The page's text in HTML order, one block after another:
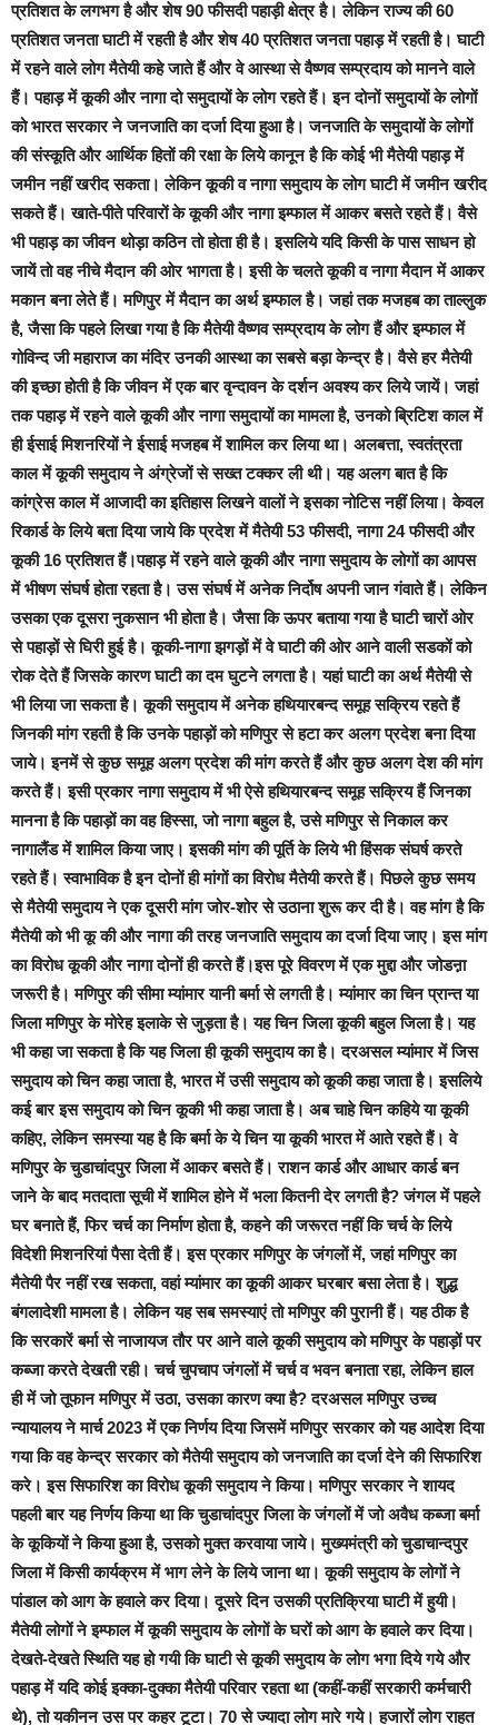
प्रतिशत के लगभग है और शेष 90 फीसदी पहाड़ी क्षेत्र है। लेकिन राज्य की 60
प्रतिशत जनता घाटी में रहती है और शेष 40 प्रतिशत जनता पहाड़ में रहती है। घाटी
में रहने वाले लोग मैतेयी कहे जाते हैं और वे आस्था से वैष्णव सम्प्रदाय को मानने वाले
हैं। पहाड़ में कूकी और नागा दो समुदायों के लोग रहते हैं। इन दोनों समुदायों के लोगों
को भारत सरकार ने जनजाति का दर्जा दिया हुआ है। जनजाति के समुदायों के लोगों
की संस्कूति और आर्थिक हितों की रक्षा के लिये कानून है कि कोई भी मैतेयी पहाड़ में
जमीन नहीं खरीद सकता। लेकिन कूकी व नागा समुदाय के लोग घाटी में जमीन खरीद
सकते हैं। खाते-पीते परिवारों के कूकी और नागा इम्फाल में आकर बसते रहते हैं। वैसे
भी पहाड़ का जीवन थोड़ा कठिन तो होता ही है। इसलिये यदि किसी के पास साधन हो
जायें तो वह नीचे मैदान की ओर भागता है। इसी के चलते कूकी व नागा मैदान में आकर
मकान बना लेते हैं। मणिपुर में मैदान का अर्थ इम्फाल है। जहां तक मजहब का ताल्लुक
है, जैसा कि पहले लिखा गया है कि मैतेयी वैष्णव सम्प्रदाय के लोग हैं और इम्फाल में
गोविन्द जी महाराज का मंदिर उनकी आस्था का सबसे बड़ा केन्द्र है। वैसे हर मैतेयी
की इच्छा होती है कि जीवन में एक बार वृन्दावन के दर्शन अवश्य कर लिये जायें। जहां
तक पहाड़ में रहने वाले कूकी और नागा समुदायों का मामला है, उनको ब्रिटिश काल में
ही ईसाई मिशनरियों ने ईसाई मजहब में शामिल कर लिया था। अलबत्ता, स्वतंत्रता
काल में कूकी समुदाय ने अंग्रेजों से सख्त टक्कर ली थी। यह अलग बात है कि
कांग्रेस काल में आजादी का इतिहास लिखने वालों ने इसका नोटिस नहीं लिया। केवल
रिकार्ड के लिये बता दिया जाये कि प्रदेश में मैतेयी 53 फीसदी, नागा 24 फीसदी और
कूकी 16 प्रतिशत हैं।पहाड़ में रहने वाले कूकी और नागा समुदाय के लोगों का आपस
में भीषण संघर्ष होता रहता है। उस संघर्ष में अनेक निर्दोष अपनी जान गंवाते हैं। लेकिन
उसका एक दूसरा नुकसान भी होता है। जैसा कि ऊपर बताया गया है घाटी चारों ओर
से पहाड़ों से घिरी हुई है। कूकी-नागा झगड़ों में वे घाटी की ओर आने वाली सडकों को
रोक देते हैं जिसके कारण घाटी का दम घुटने लगता है। यहां घाटी का अर्थ मैतेयी से
भी लिया जा सकता है। कूकी समुदाय में अनेक हथियारबन्द समूह सक्रिय रहते हैं
जिनकी मांग रहती है कि उनके पहाड़ों को मणिपुर से हटा कर अलग प्रदेश बना दिया
जाये। इनमें से कुछ समूह अलग प्रदेश की मांग करते हैं और कुछ अलग देश की मांग
करते हैं। इसी प्रकार नागा समुदाय में भी ऐसे हथियारबन्द समूह सक्रिय हैं जिनका
मानना है कि पहाड़ों का वह हिस्सा, जो नागा बहुल है, उसे मणिपुर से निकाल कर
नागालैंड में शामिल किया जाए। इसकी मांग की पूर्ति के लिये भी हिंसक संघर्ष करते
रहते हैं। स्वाभाविक है इन दोनों ही मांगों का विरोध मैतेयी करते हैं। पिछले कुछ समय
से मैतेयी समुदाय ने एक दूसरी मांग जोर-शोर से उठाना शुरू कर दी है। वह मांग है कि
मैतेयी को भी कू की और नागा की तरह जनजाति समुदाय का दर्जा दिया जाए। इस मांग
का विरोध कूकी और नागा दोनों ही करते हैं।इस पूरे विवरण में एक मुद्दा और जोडऩ़ा
जरूरी है। मणिपुर की सीमा म्यांमार यानी बर्मा से लगती है। म्यांमार का चिन प्रान्त या
जिला मणिपुर के मोरेह इलाके से जुड़ता है। यह चिन जिला कूकी बहुल जिला है। यह
भी कहा जा सकता है कि यह जिला ही कूकी समुदाय का है। दरअसल म्यांमार में जिस
समुदाय को चिन कहा जाता है, भारत में उसी समुदाय को कूकी कहा जाता है। इसलिये
कई बार इस समुदाय को चिन कूकी भी कहा जाता है। अब चाहे चिन कहिये या कूकी
कहिए, लेकिन समस्या यह है कि बर्मा के ये चिन या कूकी भारत में आते रहते हैं। वे
मणिपुर के चुडाचांदपुर जिला में आकर बसते हैं। राशन कार्ड और आधार कार्ड बन
जाने के बाद मतदाता सूची में शामिल होने में भला कितनी देर लगती है? जंगल में पहले
घर बनाते हैं, फिर चर्च का निर्माण होता है, कहने की जरूरत नहीं कि चर्च के लिये
विदेशी मिशनरियां पैसा देती हैं। इस प्रकार मणिपुर के जंगलों में, जहां मणिपुर का
मैतेयी पैर नहीं रख सकता, वहां म्यांमार का कूकी आकर घरबार बसा लेता है। शुद्ध
बंगलादेशी मामला है। लेकिन यह सब समस्याएं तो मणिपुर की पुरानी हैं। यह ठीक है
कि सरकारें बर्मा से नाजायज तौर पर आने वाले कूकी समुदाय को मणिपुर के पहाड़ों पर
कब्जा करते देखती रही। चर्च चुपचाप जंगलों में चर्च व भवन बनाता रहा, लेकिन हाल
ही में जो तूफान मणिपुर में उठा, उसका कारण क्या है? दरअसल मणिपुर उच्च
न्यायालय ने मार्च 2023 में एक निर्णय दिया जिसमें मणिपुर सरकार को यह आदेश दिया
गया कि वह केन्द्र सरकार को मैतेयी समुदाय को जनजाति का दर्जा देने की सिफारिश
करे। इस सिफारिश का विरोध कूकी समुदाय ने किया। मणिपुर सरकार ने शायद
पहली बार यह निर्णय किया था कि चुडाचांदपुर जिला के जंगलों में जो अवैध कब्जा बर्मा
के कूकियों ने किया हुआ है, उसको मुक्त करवाया जाये। मुख्यमंत्री को चुडाचान्दपुर
जिला में किसी कार्यक्रम में भाग लेने के लिये जाना था। कूकी समुदाय के लोगों ने
पांडाल को आग के हवाले कर दिया। दूसरे दिन उसकी प्रतिक्रिया घाटी में हुयी।
मैतेयी लोगों ने इम्फाल में कूकी समुदाय के लोगों के घरों को आग के हवाले कर दिया।
देखते-देखते स्थिति यह हो गयी कि घाटी से कूकी समुदाय के लोग भगा दिये गये और
पहाड़ में यदि कोई इक्का-दुक्का मैतेयी परिवार रहता था (कहीं-कहीं सरकारी कर्मचारी
थे), तो यकीनन उस पर कहर टूटा। 70 से ज्यादा लोग मारे गये। हजारों लोग राहत